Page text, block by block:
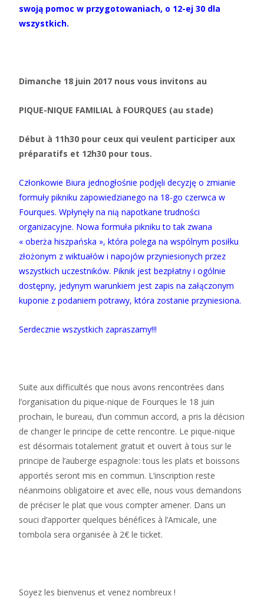
swoją pomoc w przygotowaniach, o 12-ej 30 dla
wszystkich.
Dimanche 18 juin 2017 nous vous invitons au
PIQUE-NIQUE FAMILIAL à FOURQUES (au stade)
Début à 11h30 pour ceux qui veulent participer aux
préparatifs et 12h30 pour tous.
Członkowie Biura jednogłośnie podjęli decyzję o zmianie
formuły pikniku zapowiedzianego na 18-go czerwca w
Fourques. Wpłynęły na nią napotkane trudności
organizacyjne. Nowa formuła pikniku to tak zwana
« oberża hiszpańska », która polega na wspólnym posiłku
złożonym z wiktuałów i napojów przyniesionych przez
wszystkich uczestników. Piknik jest bezpłatny i ogólnie
dostępny, jedynym warunkiem jest zapis na załączonym
kuponie z podaniem potrawy, która zostanie przyniesiona.
Serdecznie wszystkich zapraszamy!!!
Suite aux difficultés que nous avons rencontrées dans
l’organisation du pique-nique de Fourques le 18 juin
prochain, le bureau, d’un commun accord, a pris la décision
de changer le principe de cette rencontre. Le pique-nique
est désormais totalement gratuit et ouvert à tous sur le
principe de l’auberge espagnole: tous les plats et boissons
apportés seront mis en commun. L’inscription reste
néanmoins obligatoire et avec elle, nous vous demandons
de préciser le plat que vous compter amener. Dans un
souci d’apporter quelques bénéfices à l’Amicale, une
tombola sera organisée à 2€ le ticket.
Soyez les bienvenus et venez nombreux !